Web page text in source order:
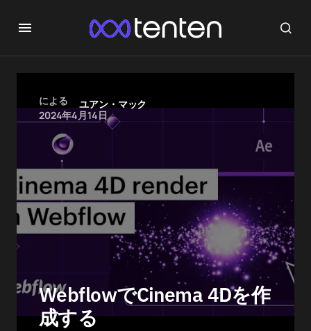
による
ユアン・マック
2024年4月14日
WebflowでCinema 4Dを作
成する